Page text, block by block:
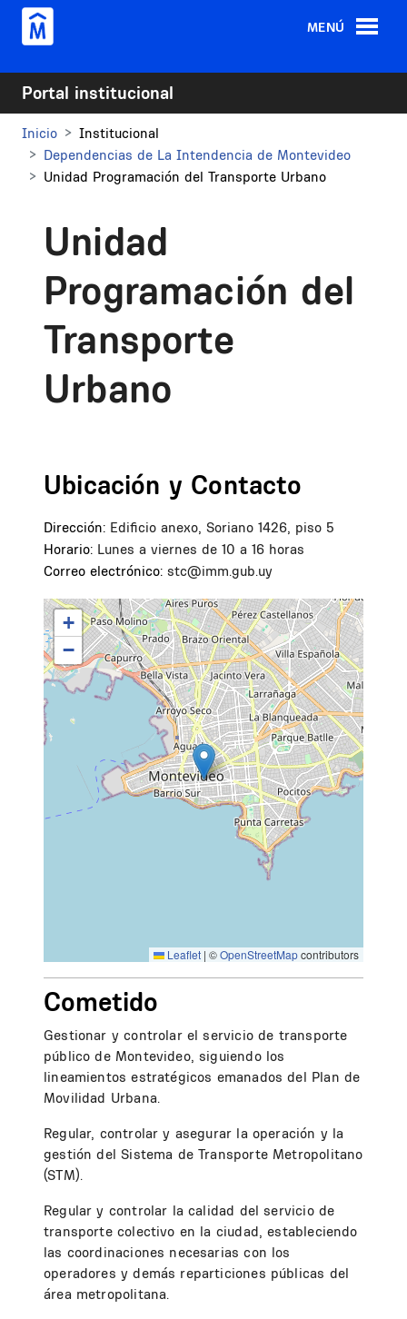
Pasar al contenido principal
MENÚ
Portal institucional
Inicio
Institucional
Dependencias de La Intendencia de Montevideo
Unidad Programación del Transporte Urbano
Unidad
Programación del
Transporte
Urbano
Ubicación y Contacto
Dirección: Edificio anexo, Soriano 1426, piso 5
Horario: Lunes a viernes de 10 a 16 horas
Correo electrónico: stc@imm.gub.uy
+
−
Leaflet | ©OpenStreetMapcontributors
Cometido
Gestionar y controlar el servicio de transporte
público de Montevideo, siguiendo los
lineamientos estratégicos emanados del Plan de
Movilidad Urbana.
Regular, controlar y asegurar la operación y la
gestión del Sistema de Transporte Metropolitano
(STM).
Regular y controlar la calidad del servicio de
transporte colectivo en la ciudad, estableciendo
las coordinaciones necesarias con los
operadores y demás reparticiones públicas del
área metropolitana.